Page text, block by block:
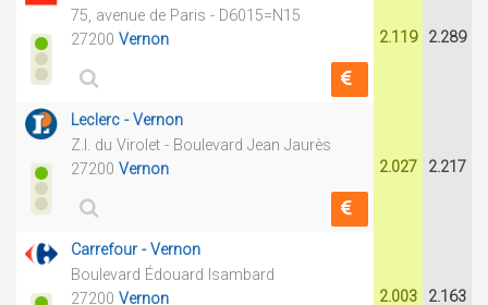
75, avenue de Paris - D6015=N15
27200 Vernon 2.119 2.289
Leclerc - Vernon
Z.I. du Virolet - Boulevard Jean Jaurès
27200 Vernon 2.027 2.217
Carrefour - Vernon
Boulevard Édouard Isambard
27200 Vernon 2.003 2.163